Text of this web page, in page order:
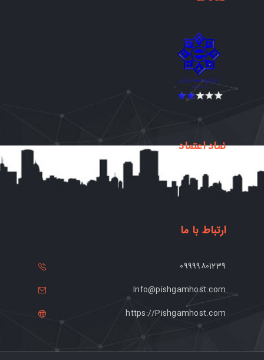
نماد اعتماد
ارتباط با ما
09999801239
Info@pishgamhost.com
https://Pishgamhost.com